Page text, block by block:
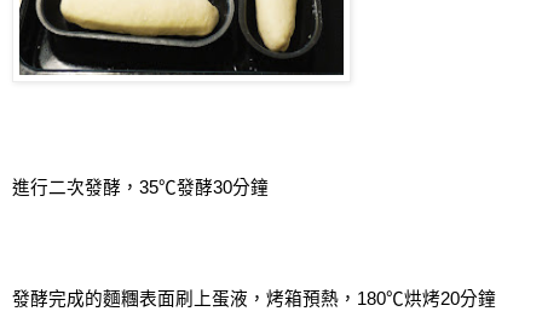
進行二次發酵， 35℃發酵30分鐘
發酵完成的麵糰表面刷上蛋液，烤箱預熱， 180℃烘烤20分鐘